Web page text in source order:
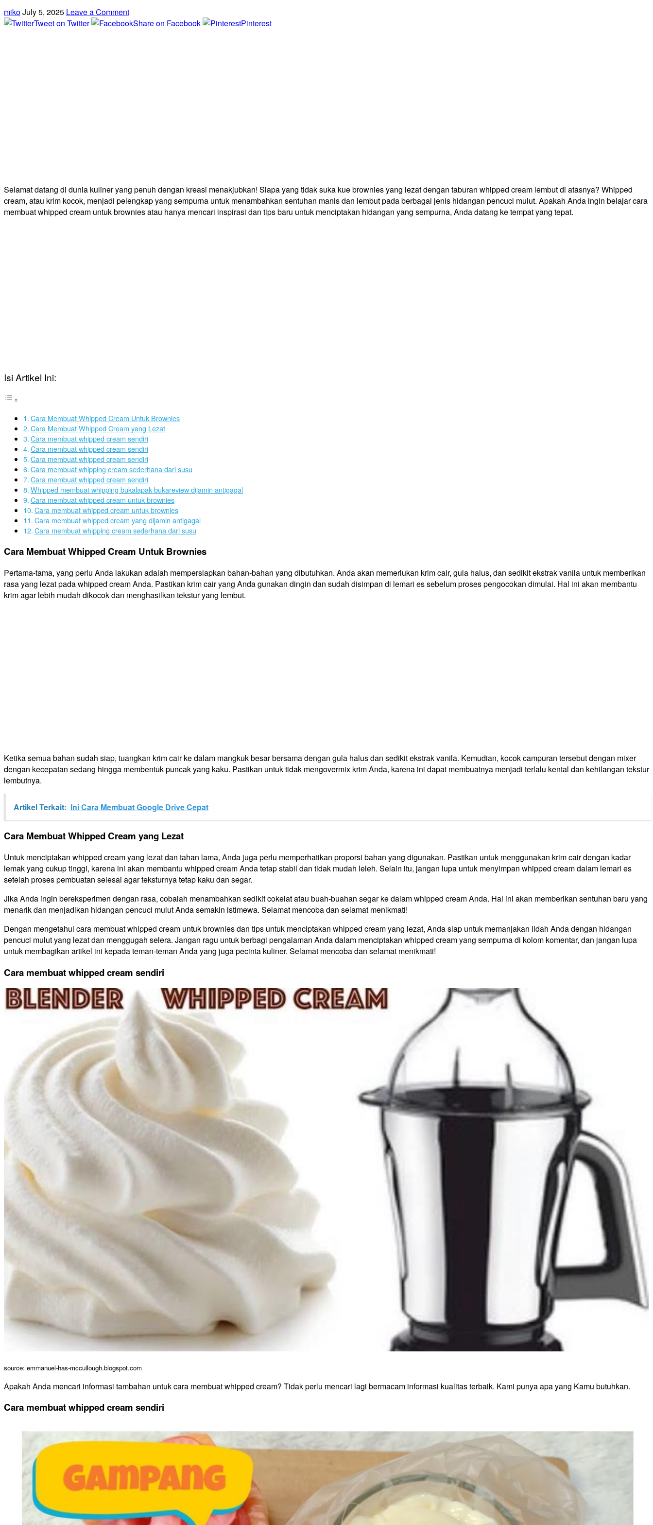
mikoJuly 5, 2025 Leave a Comment
Tweet on Twitter
Share on Facebook Pinterest
Selamat datang di dunia kuliner yang penuh dengan kreasi menakjubkan! Siapa yang tidak suka kue brownies yang lezat dengan taburan whipped cream lembut di atasnya? Whipped
cream, atau krim kocok, menjadi pelengkap yang sempurna untuk menambahkan sentuhan manis dan lembut pada berbagai jenis hidangan pencuci mulut. Apakah Anda ingin belajar cara
membuat whipped cream untuk brownies atau hanya mencari inspirasi dan tips baru untuk menciptakan hidangan yang sempurna, Anda datang ke tempat yang tepat.
Isi Artikel Ini:
Cara Membuat Whipped Cream Untuk Brownies
Cara Membuat Whipped Cream yang Lezat
Cara membuat whipped cream sendiri
Cara membuat whipped cream sendiri
Cara membuat whipped cream sendiri
Cara membuat whipping cream sederhana dari susu
Cara membuat whipped cream sendiri
Whipped membuat whipping bukalapak bukareview dijamin antigagal
Cara membuat whipped cream untuk brownies
Cara membuat whipped cream untuk brownies
Cara membuat whipped cream yang dijamin antigagal
Cara membuat whipping cream sederhana dari susu
Cara Membuat Whipped Cream Untuk Brownies
Pertama-tama, yang perlu Anda lakukan adalah mempersiapkan bahan-bahan yang dibutuhkan. Anda akan memerlukan krim cair, gula halus, dan sedikit ekstrak vanila untuk memberikan
rasa yang lezat pada whipped cream Anda. Pastikan krim cair yang Anda gunakan dingin dan sudah disimpan di lemari es sebelum proses pengocokan dimulai. Hal ini akan membantu
krim agar lebih mudah dikocok dan menghasilkan tekstur yang lembut.
Ketika semua bahan sudah siap, tuangkan krim cair ke dalam mangkuk besar bersama dengan gula halus dan sedikit ekstrak vanila. Kemudian, kocok campuran tersebut dengan mixer
dengan kecepatan sedang hingga membentuk puncak yang kaku. Pastikan untuk tidak mengovermix krim Anda, karena ini dapat membuatnya menjadi terlalu kental dan kehilangan tekstur
lembutnya.
Artikel Terkait: Ini Cara Membuat Google Drive Cepat
Cara Membuat Whipped Cream yang Lezat
Untuk menciptakan whipped cream yang lezat dan tahan lama, Anda juga perlu memperhatikan proporsi bahan yang digunakan. Pastikan untuk menggunakan krim cair dengan kadar
lemak yang cukup tinggi, karena ini akan membantu whipped cream Anda tetap stabil dan tidak mudah leleh. Selain itu, jangan lupa untuk menyimpan whipped cream dalam lemari es
setelah proses pembuatan selesai agar teksturnya tetap kaku dan segar.
Jika Anda ingin bereksperimen dengan rasa, cobalah menambahkan sedikit cokelat atau buah-buahan segar ke dalam whipped cream Anda. Hal ini akan memberikan sentuhan baru yang
menarik dan menjadikan hidangan pencuci mulut Anda semakin istimewa. Selamat mencoba dan selamat menikmati!
Dengan mengetahui cara membuat whipped cream untuk brownies dan tips untuk menciptakan whipped cream yang lezat, Anda siap untuk memanjakan lidah Anda dengan hidangan
pencuci mulut yang lezat dan menggugah selera. Jangan ragu untuk berbagi pengalaman Anda dalam menciptakan whipped cream yang sempurna di kolom komentar, dan jangan lupa
untuk membagikan artikel ini kepada teman-teman Anda yang juga pecinta kuliner. Selamat mencoba dan selamat menikmati!
Cara membuat whipped cream sendiri
source: emmanuel-has-mccullough.blogspot.com
Apakah Anda mencari informasi tambahan untuk cara membuat whipped cream? Tidak perlu mencari lagi bermacam informasi kualitas terbaik. Kami punya apa yang Kamu butuhkan.
Cara membuat whipped cream sendiri